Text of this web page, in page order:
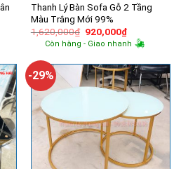
Thanh Lý Bàn Sofa Gỗ 2 Tầng
Màu Trắng Mới 99%
1,620,000₫ Giá
gốc
là:
920,000₫Giá
hiện
tại
920,000₫.
Còn hàng - Giao nhanh
-29%